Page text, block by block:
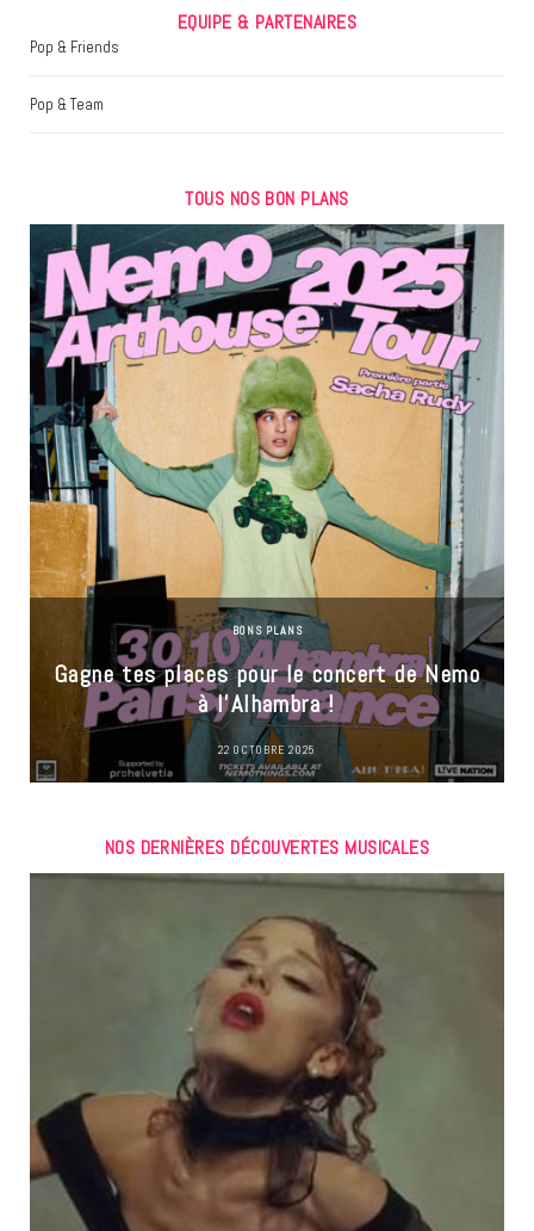
EQUIPE & PARTENAIRES
Pop & Friends
Pop & Team
TOUS NOS BON PLANS
BONS PLANS
Gagne tes places pour le concert de Nemo
à l’Alhambra !
22 OCTOBRE 2025
NOS DERNIÈRES DÉCOUVERTES MUSICALES